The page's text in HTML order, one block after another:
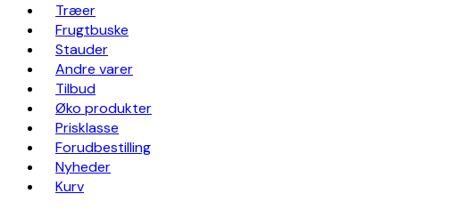
Træer
Frugtbuske
Stauder
Andre varer
Tilbud
Øko produkter
Prisklasse
Forudbestilling
Nyheder
Kurv